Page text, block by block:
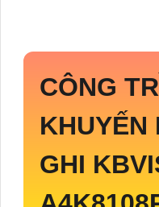
CÔNG
KHUYẾN
GHI